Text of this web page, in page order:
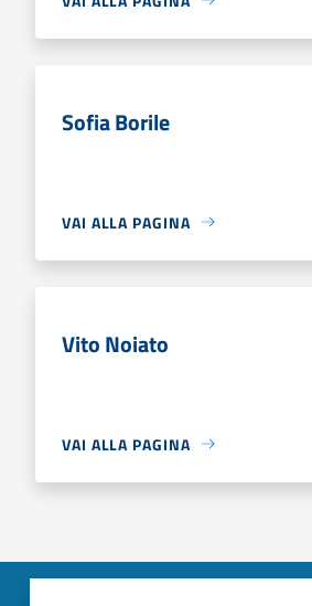
Sofia Borile
VAI ALLA PAGINA
Vito Noiato
VAI ALLA PAGINA